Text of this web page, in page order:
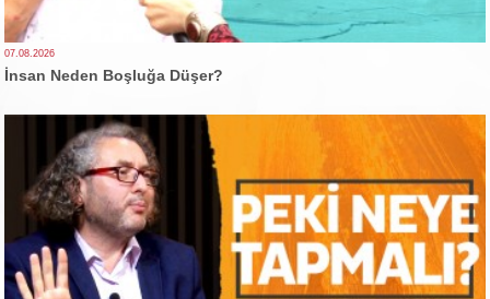
07.08.2026
İnsan Neden Boşluğa Düşer?